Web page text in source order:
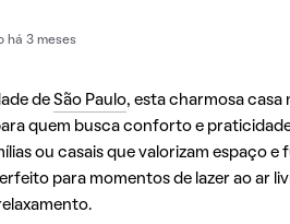
há 3 meses
de São Paulo, esta charmosa casa
quem busca conforto e
ou casais que valorizam espaço
para momentos de lazer ao ar